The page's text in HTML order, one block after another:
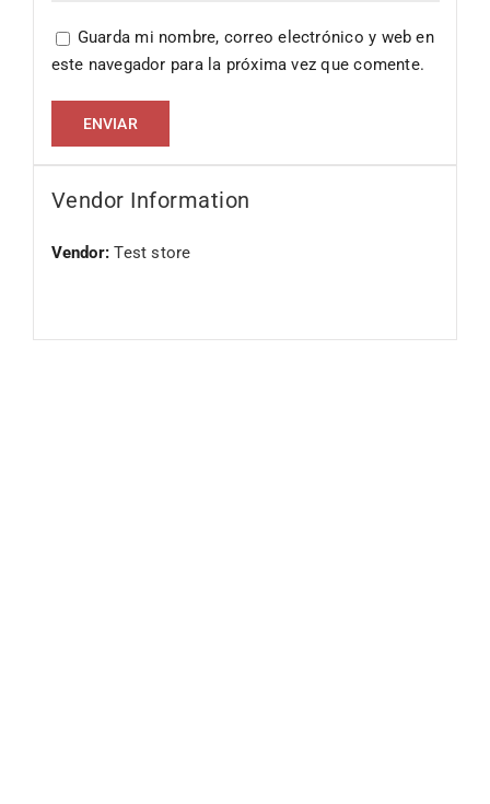
Guarda mi nombre, correo electrónico y web en
este navegador para la próxima vez que comente.
Vendor Information
Vendor:Test store